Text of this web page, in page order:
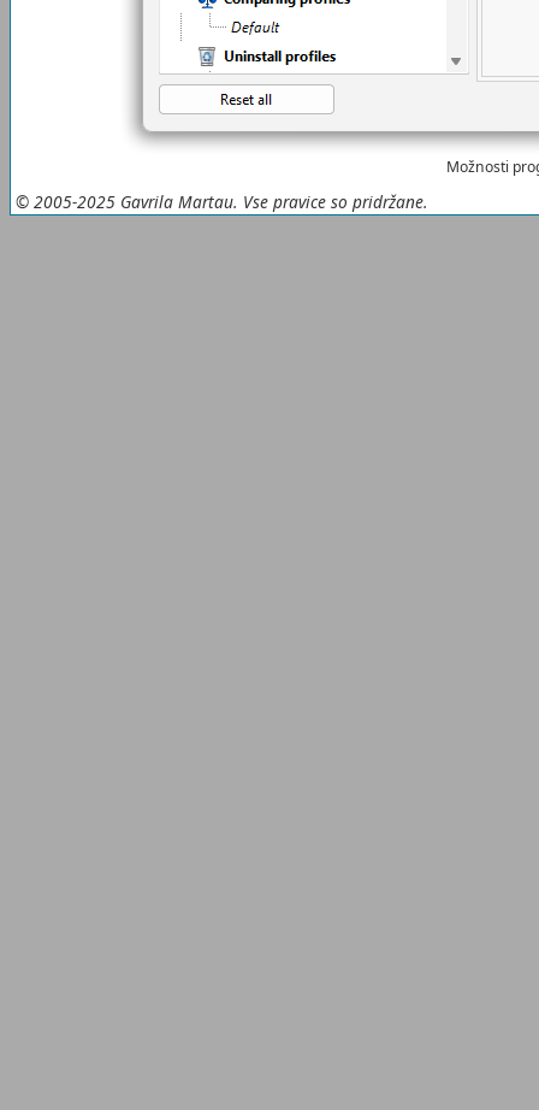
Možnosti
© 2005-2025 Gavrila Martau. Vse pravice so pridržane.